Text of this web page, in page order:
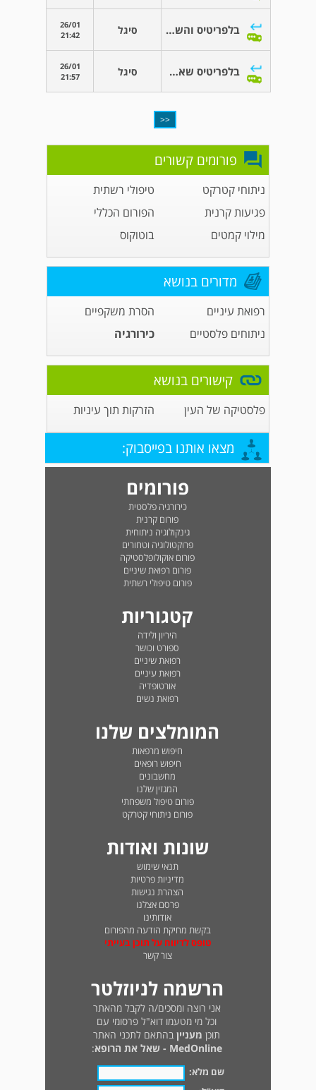
בלפריטיס והשפעה על הגבות סיגל
26/01
21:42
בלפריטיס שאלה נוספת בבקשה סיגל
26/01
21:57
<<
פורומים קשורים
ניתוחי קטרקט
טיפולי רשתית
פגיעות קרנית
הפורום הכללי
מילוי קמטים
בוטוקוס
מדורים בנושא
רפואת עיניים
הסרת משקפיים
ניתוחים פלסטיים
כירורגיה
קישורים בנושא
פלסטיקה של העין הזרקות תוך עיניות
מצאו אותנו בפייסבוק:
פורומים
כירורגיה פלסטית
פורום קרנית
גינקולוגיה ניתוחית
פרוקטולוגיה וטחורים
פורום אוקולופלסטיקה
פורום רפואת שיניים
פורום טיפולי רשתית
קטגוריות
היריון ולידה
ספורט וכושר
רפואת שיניים
רפואת עיניים
אורטופדיה
רפואת נשים
המומלצים שלנו
חיפוש מרפאות
חיפוש רופאים
מחשבונים
המגזין שלנו
פורום טיפול משפחתי
פורום ניתוחי קטרקט
שונות ואודות
תנאי שימוש
מדיניות פרטיות
הצהרת נגישות
פרסם אצלנו
אודותינו
בקשת מחיקת הודעה מהפורום
טופס לדיווח על תוכן בעייתי
צור קשר
הרשמה לניוזלטר
אני רוצה ומסכים/ה לקבל מהאתר
וכל מי מטעמו דוא"ל פרסומי עם
תוכן מעניין בהתאם לתכני האתר
MedOnline - שאל את הרופא
:
שם מלא: